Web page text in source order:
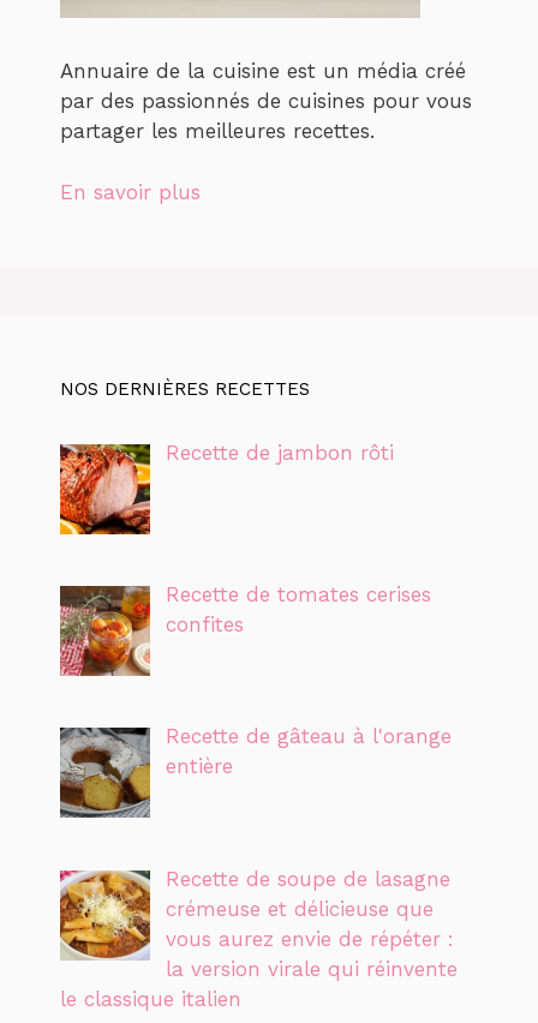
Annuaire de la cuisine est un média créé
par des passionnés de cuisines pour vous
partager les meilleures recettes.
En savoir plus
NOS DERNIÈRES RECETTES
Recette de jambon rôti
Recette de tomates cerises
confites
Recette de gâteau à l'orange
entière
Recette de soupe de lasagne
crémeuse et délicieuse que
vous aurez envie de répéter :
la version virale qui réinvente
le classique italien